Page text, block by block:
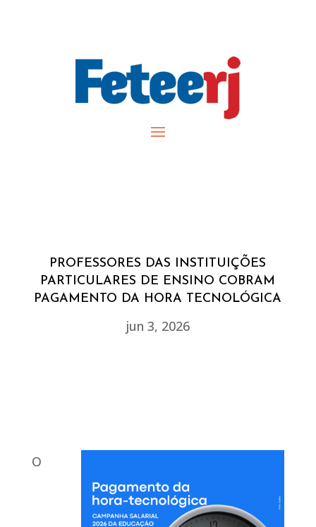
PROFESSORES DAS INSTITUIÇÕES
PARTICULARES DE ENSINO COBRAM
PAGAMENTO DA HORA TECNOLÓGICA
jun 3, 2026
O